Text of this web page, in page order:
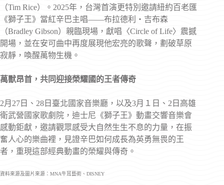
（Tim Rice）。2025年，台灣首演更特別邀請紐約百老匯
《獅子王》當紅辛巴主唱——布拉德利‧吉布森
（Bradley Gibson）親臨現場，獻唱〈Circle of Life〉震撼
開場，並在安可曲中再度展現他宏亮的歌聲，劃破草原
寂靜，喚醒萬物生機。
萬獸昂首，共同迎接榮耀國的王者傳奇
2月27日、28日臺北國家音樂廳，以及3月１日、2日高雄
衛武營國家歌劇院，迪士尼《獅子王》動畫交響音樂會
感動鉅獻，邀請觀眾感受大自然生生不息的力量，在振
奮人心的樂曲裡，見證辛巴如何成長為英勇無畏的王
者，重現這部經典動畫的榮耀與傳奇。
資料來源及圖片來源：MNA牛耳藝術、DISNEY